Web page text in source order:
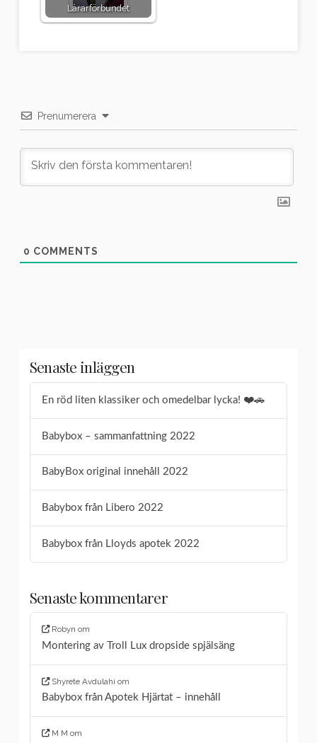
Lärarförbundet
Prenumerera
0 COMMENTS
Senaste inläggen
En röd liten klassiker och omedelbar lycka! ❤️🚗
Babybox – sammanfattning 2022
BabyBox original innehåll 2022
Babybox från Libero 2022
Babybox från Lloyds apotek 2022
Senaste kommentarer
Robyn om
Montering av Troll Lux dropside spjälsäng
Shyrete Avdulahi om
Babybox från Apotek Hjärtat – innehåll
M M om